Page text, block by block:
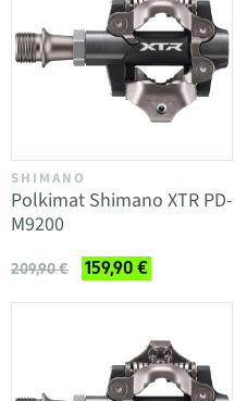
SHIMANO
Polkimat Shimano XTR PD-
M9200
209,90 € 159,90 €